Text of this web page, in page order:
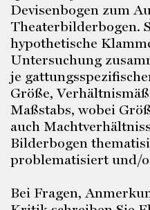
Devisenbogen zum
Theaterbilderbogen.
hypothetische
Untersuchung
je
Größe,
Maßstabs, wobei
auch
Bilderbogen
problematisiert und/
Bei Fragen,